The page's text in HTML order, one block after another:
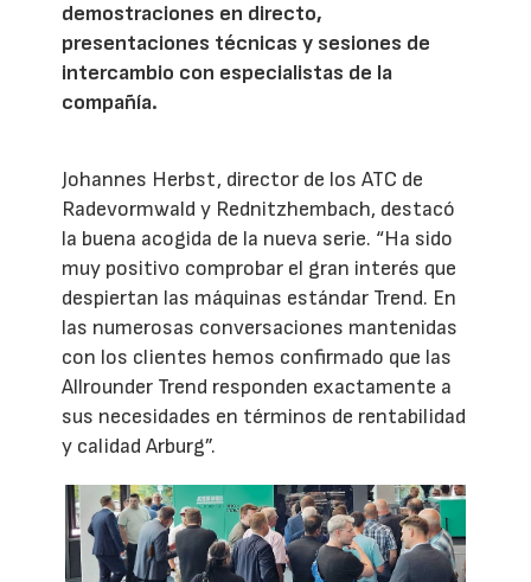
demostraciones en directo,
presentaciones técnicas y sesiones de
intercambio con especialistas de la
compañía.
Johannes Herbst, director de los ATC de
Radevormwald y Rednitzhembach, destacó
la buena acogida de la nueva serie. “Ha sido
muy positivo comprobar el gran interés que
despiertan las máquinas estándar Trend. En
las numerosas conversaciones mantenidas
con los clientes hemos confirmado que las
Allrounder Trend responden exactamente a
sus necesidades en términos de rentabilidad
y calidad Arburg”.